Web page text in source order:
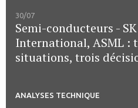
30/07
Semi-conducteurs -
International, ASML :
situations, trois
ANALYSES TECHNIQUE